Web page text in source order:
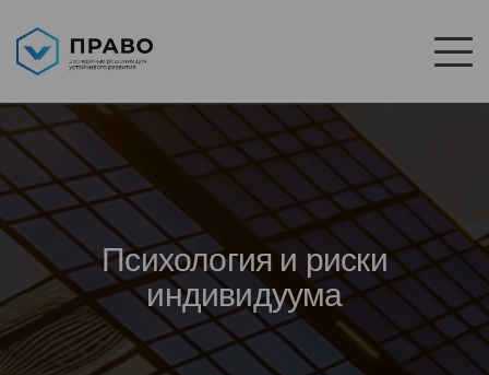
Психология и риски
индивидуума